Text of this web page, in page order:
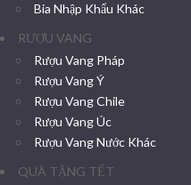
Bia Nhập Khẩu Khác
RƯỢU VANG
Rượu Vang Pháp
Rượu Vang Ý
Rượu Vang Chile
Rượu Vang Úc
Rượu Vang Nước Khác
QUÀ TẶNG TẾT